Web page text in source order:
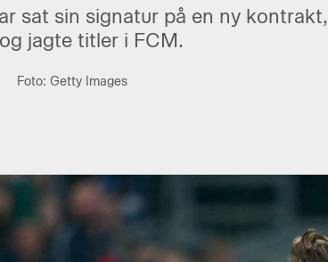
sat sin signatur på en ny
jagte titler i FCM.
Foto: Getty Images